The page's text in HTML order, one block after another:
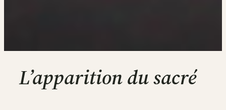
L’apparition du sacré